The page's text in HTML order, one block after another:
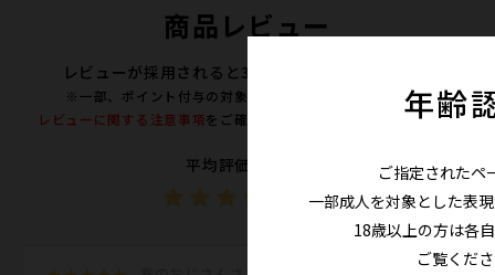
商品レビュー
レビューが採用されると300ポイントプレゼント！
※一部、ポイント付与の対象外となる商品がございます。
レビューに関する注意事項をご確認の上、投稿をお願い致します。
平均評価（5件）
4.8
年齢
ご指定されたペ
一部成人を対象とした表
18歳以上の方は各
ご覧くだ